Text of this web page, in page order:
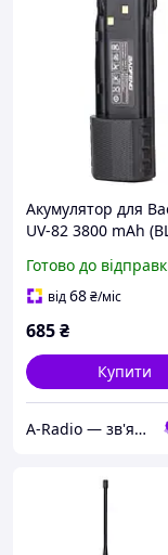
Акумулятор для
UV-82 3800 mAh
Готово до
від68₴/міс
685₴
Купити
A-Radio — зв'язок, радіо, електроніка